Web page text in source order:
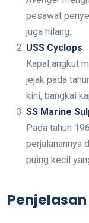
pesawat
juga hilang.
USS Cyclops
Kapal angkut
jejak pada
kini, bangkai
SS Marine
Pada tahun
perjalanannya
puing kecil